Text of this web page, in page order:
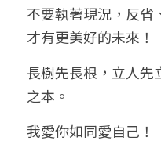
不要執著現況，反省
才有更美好的未來！
長樹先長根，立人先
之本。
我愛你如同愛自己！